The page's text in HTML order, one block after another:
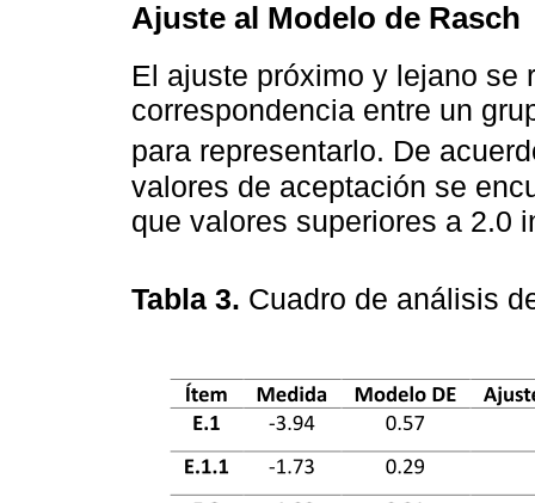
Ajuste al Modelo de Rasch
El ajuste próximo y lejano se
correspondencia entre un
para representarlo. De
valores de aceptación se
que valores superiores a 2.0
Tabla 3. Cuadro de análisis